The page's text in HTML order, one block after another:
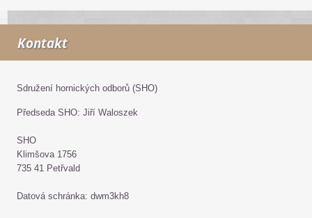
Kontakt
Sdružení hornických odborů (SHO)
Předseda SHO: Jiří Waloszek
SHO
Klimšova 1756
735 41 Petřvald
Datová schránka: dwm3kh8